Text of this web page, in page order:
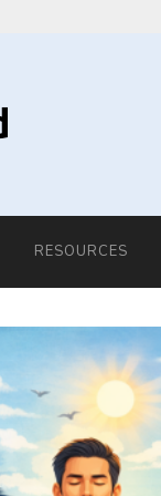
RESOURCES